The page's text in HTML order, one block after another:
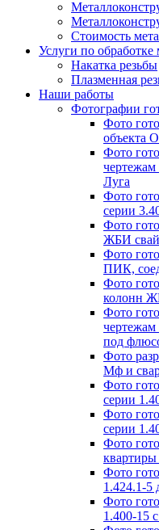
Cтоимость
Услуги по обработке
Накатка резьбы
Плазменная
Наши работы
Фотографии
Фото
объекта
Фото
чертежам
Луга
Фото
серии
Фото
ЖБИ свай
Фото
ПИК,
Фото
колонн
Фото
чертежам
под
Фото
Мф и
Фото
серии
Фото
серии
Фото
Фото
1.424.1-5
Фото
1.400-15